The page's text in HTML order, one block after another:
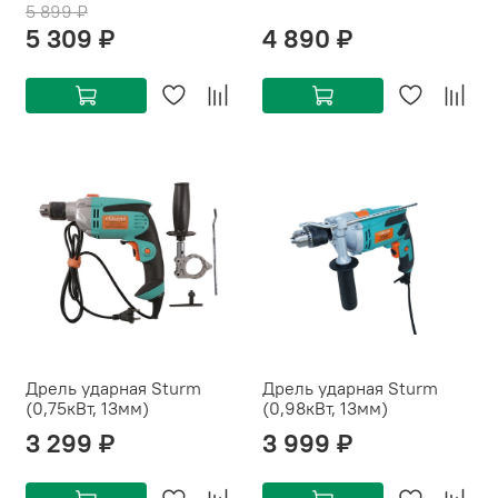
5 899 ₽
5 309 ₽ 4 890 ₽
Дрель ударная Sturm
(0,75кВт, 13мм)
3 299 ₽
Дрель ударная Sturm
(0,98кВт, 13мм)
3 999 ₽